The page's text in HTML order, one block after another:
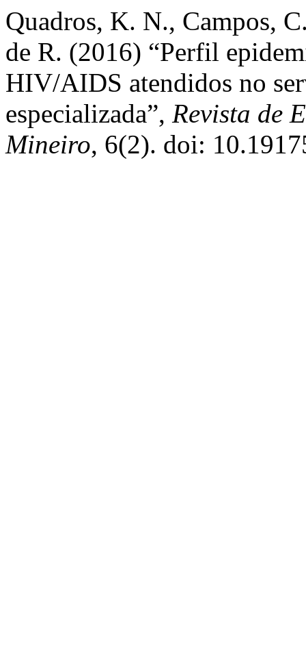
Quadros, K. N., Campos,
de R. (2016) “Perfil
HIV/AIDS atendidos no
especializada”, Revista de
Mineiro, 6(2). doi: